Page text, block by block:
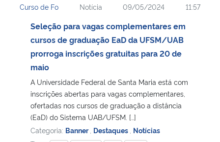
Curso de Fo Notícia 09/05/2024 11:57
Seleção para vagas complementares em
cursos de graduação EaD da UFSM/UAB
prorroga inscrições gratuitas para 20 de
maio
A Universidade Federal de Santa Maria está com
inscrições abertas para vagas complementares,
ofertadas nos cursos de graduação a distância
(EaD) do Sistema UAB/UFSM. […]
Categoria: Banner Destaques Notícias